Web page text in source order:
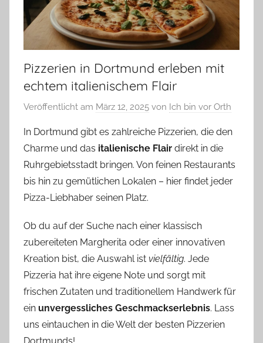
Pizzerien in Dortmund erleben mit
echtem italienischem Flair
Veröffentlicht am März 12, 2025 von Ich bin vor Orth
In Dortmund gibt es zahlreiche Pizzerien, die den
Charme und das italienische Flair direkt in die
Ruhrgebietsstadt bringen. Von feinen Restaurants
bis hin zu gemütlichen Lokalen – hier findet jeder
Pizza-Liebhaber seinen Platz.
Ob du auf der Suche nach einer klassisch
zubereiteten Margherita oder einer innovativen
Kreation bist, die Auswahl ist vielfältig. Jede
Pizzeria hat ihre eigene Note und sorgt mit
frischen Zutaten und traditionellem Handwerk für
ein unvergessliches Geschmackserlebnis. Lass
uns eintauchen in die Welt der besten Pizzerien